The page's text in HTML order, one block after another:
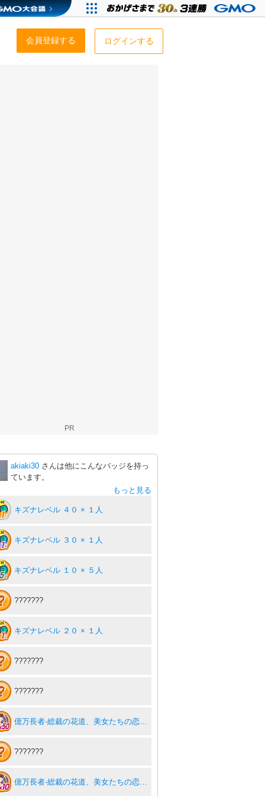
会員登録する ログインする
PR
akiaki30 さんは他にこんなバッジを持っ
ています。
もっと見る
キズナレベル ４０ × １人
キズナレベル ３０ × １人
キズナレベル １０ × ５人
???????
キズナレベル ２０ × １人
???????
???????
億万長者-総裁の花道、美女たちの恋-50
???????
億万長者-総裁の花道、美女たちの恋-10